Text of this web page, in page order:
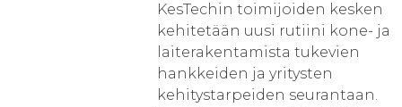
KesTechin toimijoiden kesken
kehitetään uusi rutiini kone- ja
laiterakentamista tukevien
hankkeiden ja yritysten
kehitystarpeiden seurantaan.